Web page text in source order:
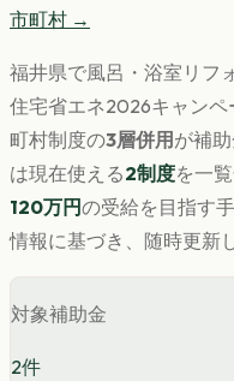
市町村 →
福井県で風呂・浴室リフ
住宅省エネ2026キャンペ
町村制度の3層併用 が補
は現在使える2制度を一
120万円の受給を目指す
情報に基づき、随時更新
対象補助金
2件